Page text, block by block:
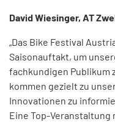
David Wiesinger, AT
„Das Bike Festival
Saisonauftakt, um
fachkundigen Publikum
kommen gezielt zu
Innovationen zu
Eine Top-Veranstaltung